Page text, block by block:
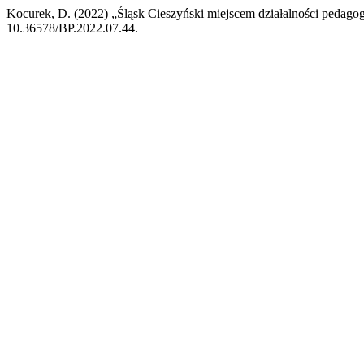
Kocurek, D. (2022) „Śląsk Cieszyński miejscem działalności
10.36578/BP.2022.07.44.